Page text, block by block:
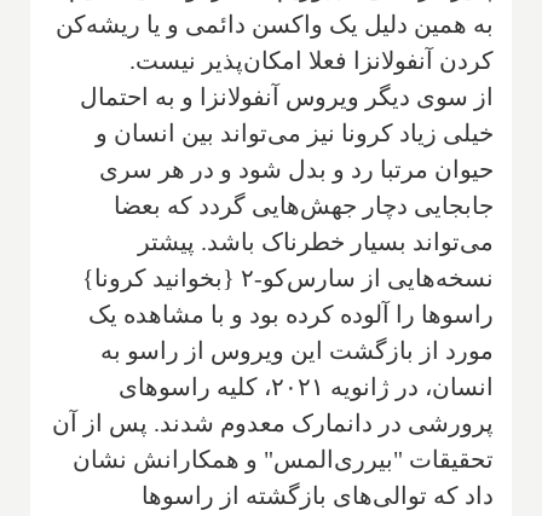
به همین دلیل یک واکسن دائمی و یا ریشه‌کن
کردن آنفولانزا فعلا امکان‌پذیر نیست.
از سوی دیگر ویروس آنفولانزا و به احتمال
خیلی زیاد کرونا نیز می‌تواند بین انسان و
حیوان مرتبا رد و بدل شود و در هر سری
جابجایی دچار جهش‌هایی گردد که بعضا
می‌تواند بسیار خطرناک باشد. پیشتر
نسخه‌هایی از سارس‌کو-۲ {بخوانید کرونا}
راسوها را آلوده کرده بود و با مشاهده یک
مورد از بازگشت این ویروس از راسو به
انسان، در ژانویه ۲۰۲۱، کلیه راسوهای
پرورشی در دانمارک معدوم شدند. پس از آن
تحقیقات "بیرری‌المس" و همکارانش نشان
داد که توالی‌های بازگشته از راسوها